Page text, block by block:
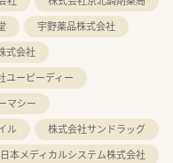
宇野薬品株式会社
式会社
ユーピーディー
マシー
ル
株式会社サンドラッグ
日本メディカルシステム株式会社